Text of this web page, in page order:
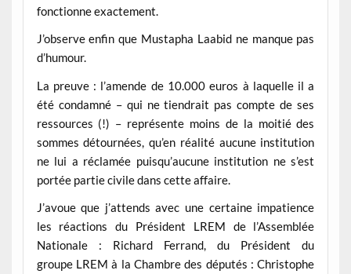
fonctionne exactement.
J’observe enfin que Mustapha Laabid ne manque pas
d’humour.
La preuve : l’amende de 10.000 euros à laquelle il a
été condamné – qui ne tiendrait pas compte de ses
ressources (!) – représente moins de la moitié des
sommes détournées, qu’en réalité aucune institution
ne lui a réclamée puisqu’aucune institution ne s’est
portée partie civile dans cette affaire.
J’avoue que j’attends avec une certaine impatience
les réactions du Président LREM de l’Assemblée
Nationale : Richard Ferrand, du Président du
groupe LREM à la Chambre des députés : Christophe